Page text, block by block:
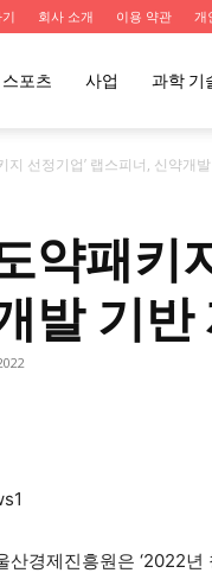
회사 소개 이용 약관 개
스포츠 사업 과학 기
지 선정기업’ 랩스피너, 신약개
약패키
발 기반
경제진흥원은 ‘2022